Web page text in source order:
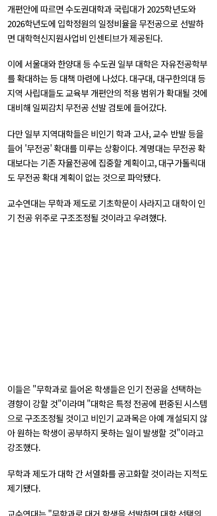
개편안에 따르면 수도권대학과 국립대가 2025학년도와
2026학년도에 입학정원의 일정비율을 무전공으로 선발하
면 대학혁신지원사업비 인센티브가 제공된다.
이에 서울대와 한양대 등 수도권 일부 대학은 자유전공학부
를 확대하는 등 대책 마련에 나섰다. 대구대, 대구한의대 등
지역 사립대들도 교육부 개편안의 적용 범위가 확대될 것에
대비해 일찌감치 무전공 선발 검토에 들어갔다.
다만 일부 지역대학들은 비인기 학과 고사, 교수 반발 등을
들어 '무전공' 확대를 미루는 상황이다. 계명대는 무전공 확
대보다는 기존 자율전공에 집중할 계획이고, 대구가톨릭대
도 무전공 확대 계획이 없는 것으로 파악됐다.
교수연대는 무학과 제도로 기초학문이 사라지고 대학이 인
기 전공 위주로 구조조정될 것이라고 우려했다.
이들은 "무학과로 들어온 학생들은 인기 전공을 선택하는
경향이 강할 것"이라며 "대학은 특정 전공에 편중된 시스템
으로 구조조정될 것이고 비인기 교과목은 아예 개설되지 않
아 원하는 학생이 공부하지 못하는 일이 발생할 것"이라고
강조했다.
무학과 제도가 대학 간 서열화를 공고화할 것이라는 지적도
제기됐다.